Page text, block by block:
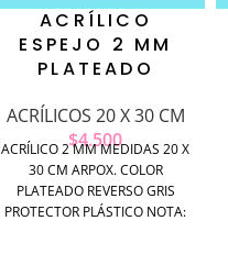
ACRÍLICO
ESPEJO 2 MM
PLATEADO
ACRÍLICOS 20 X 30 CM
$4.500
ACRÍLICO 2 MM MEDIDAS 20 X
30 CM ARPOX. COLOR
PLATEADO REVERSO GRIS
PROTECTOR PLÁSTICO NOTA: